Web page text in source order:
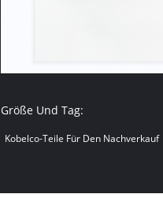
Größe Und Tag:
Kobelco-Teile Für Den Nachverkauf